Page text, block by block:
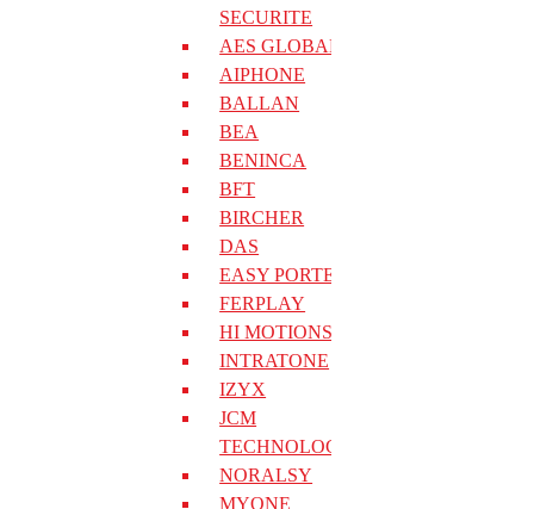
Borne Stoppy MBB
Borne Dampy B
Borne X PASS 330/1200
Borne Ranch B C D
SECURITE
AES GLOBAL
AIPHONE
BALLAN
BEA
BENINCA
BFT
BIRCHER
DAS
EASY PORTE
FERPLAY
HI MOTIONS
INTRATONE
IZYX
JCM
TECHNOLOGIES
NORALSY
MYONE